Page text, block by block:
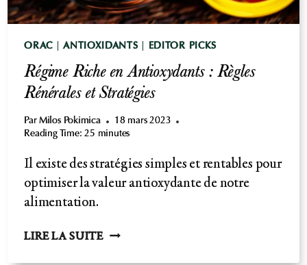
ORAC |ANTIOXIDANTS EDITOR PICKS
Régime Riche en Antioxydants : Règles
Rénérales et Stratégies
Par Milos Pokimica
18 mars 2023
Reading Time: 25 minutes
Il existe des stratégies simples et rentables pour
optimiser la valeur antioxydante de notre
alimentation.
LIRE LA SUITE RÉGIME